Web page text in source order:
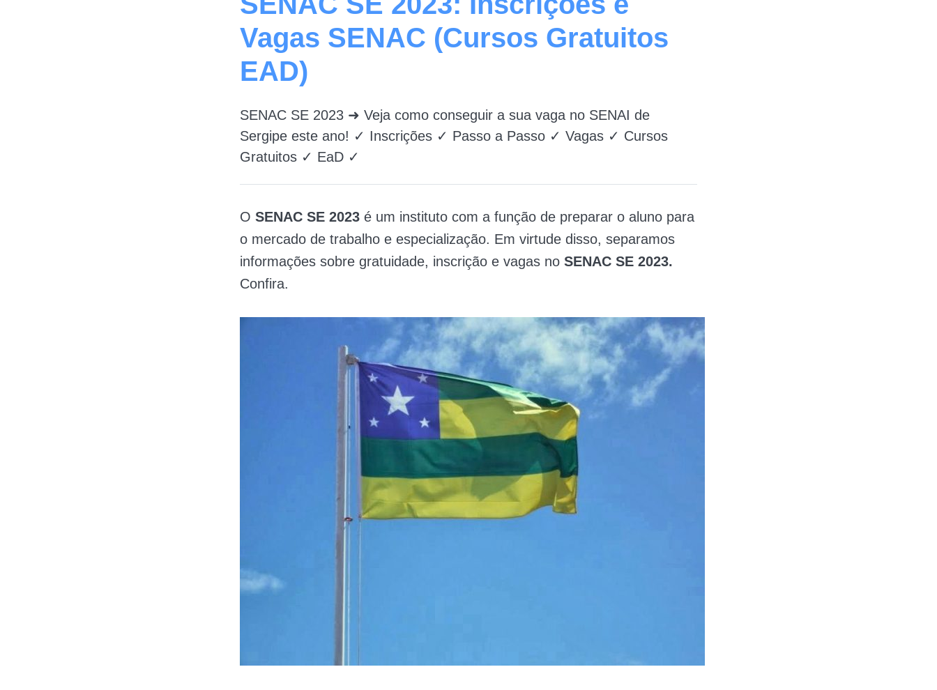
Vagas SENAC (Cursos Gratuitos
EAD)
SENAC SE 2023 ➜ Veja como conseguir a sua vaga no SENAI de
Sergipe este ano! ✓ Inscrições ✓ Passo a Passo ✓ Vagas ✓ Cursos
Gratuitos ✓ EaD ✓
O SENAC SE 2023 é um instituto com a função de preparar o aluno para
o mercado de trabalho e especialização. Em virtude disso, separamos
informações sobre gratuidade, inscrição e vagas no SENAC SE 2023.
Confira.